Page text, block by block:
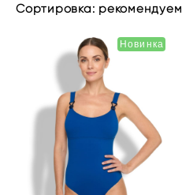
Сортировка: рекомендуем
Новинка